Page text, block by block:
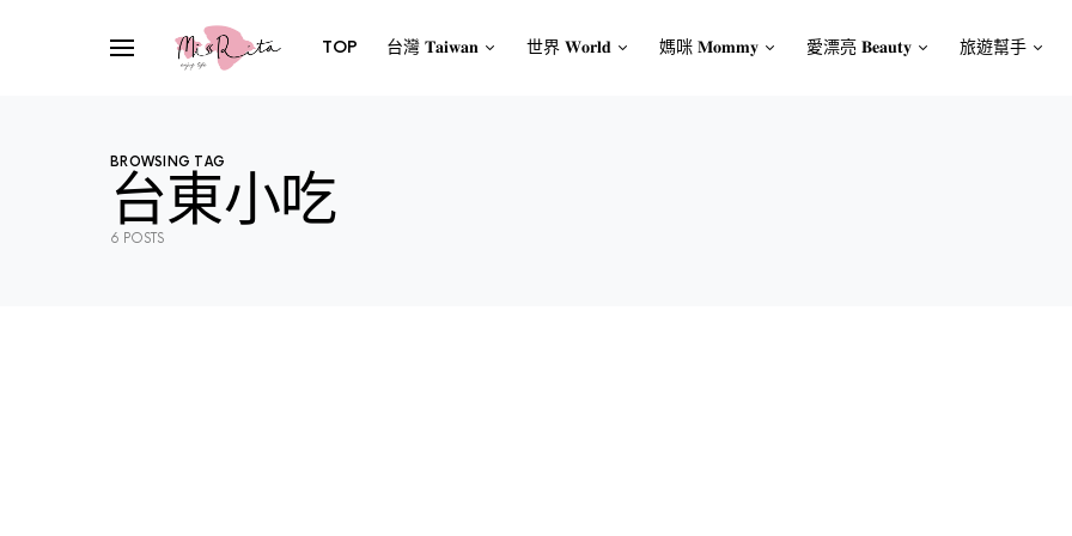
TOP 台灣 𝐓𝐚𝐢𝐰𝐚𝐧 世界 𝐖𝐨𝐫𝐥𝐝 媽咪 𝐌𝐨𝐦𝐦𝐲 愛漂亮 𝐁𝐞𝐚𝐮𝐭𝐲 旅遊幫手
BROWSING TAG
台東小吃
6 POSTS